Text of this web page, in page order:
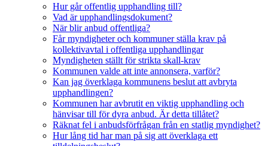
Hur går offentlig upphandling till?
Vad är upphandlingsdokument?
När blir anbud offentliga?
Får myndigheter och kommuner ställa krav på
kollektivavtal i offentliga upphandlingar
Myndigheten ställt för strikta skall-krav
Kommunen valde att inte annonsera, varför?
Kan jag överklaga kommunens beslut att avbryta
upphandlingen?
Kommunen har avbrutit en viktig upphandling och
hänvisar till för dyra anbud. Är detta tillåtet?
Räknat fel i anbudsförfrågan från en statlig myndighet?
Hur lång tid har man på sig att överklaga ett